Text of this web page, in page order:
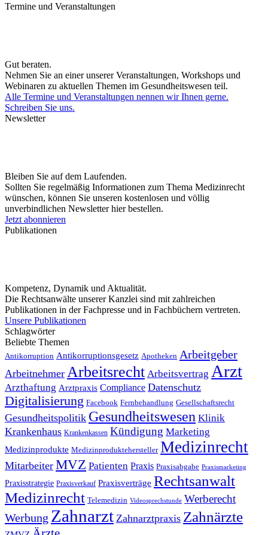
Termine und Veranstaltungen
Gut beraten.
Nehmen Sie an einer unserer Veranstaltungen, Workshops und
Webinaren zu aktuellen Themen im Gesundheitswesen teil.
Alle Termine und Veranstaltungen nennen wir Ihnen gerne.
Schreiben Sie uns.
Newsletter
Bleiben Sie auf dem Laufenden.
Sollten Sie regelmäßig Informationen zum Thema Medizinrecht
wünschen, können Sie unseren kostenlosen und völlig
unverbindlichen Newsletter hier bestellen.
Jetzt abonnieren
Publikationen
Kompetenz, Dynamik und Aktualität.
Die Rechtsanwälte unserer Kanzlei sind mit zahlreichen
Publikationen in der Fachpresse und in Fachbüchern vertreten.
Unsere Publikationen
Schlagwörter
Beliebte Themen
Antikorruption Antikorruptionsgesetz Apotheken Arbeitgeber
Arbeitnehmer Arbeitsrecht Arbeitsvertrag Arzt
Arzthaftung Arztpraxis Compliance Datenschutz
Digitalisierung Facebook Fernbehandlung Gesellschaftsrecht
Gesundheitspolitik Gesundheitswesen Klinik
Krankenhaus Krankenkassen Kündigung Marketing
Medizinprodukte Medizinproduktehersteller Medizinrecht
Mitarbeiter MVZ Patienten Praxis Praxisabgabe Praxismarketing
Praxisstrategie Praxisverkauf Praxisverträge Rechtsanwalt
Medizinrecht Telemedizin Videosprechstunde Werberecht
Werbung Zahnarzt Zahnarztpraxis Zahnärzte